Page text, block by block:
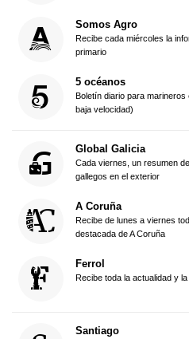
Somos Agro
Recibe cada miércoles la
primario
5 océanos
Boletín diario para
baja velocidad)
Global Galicia
Cada viernes, un resumen
gallegos en el exterior
A Coruña
Recibe de lunes a viernes
destacada de A Coruña
Ferrol
Recibe toda la actualidad y
Santiago